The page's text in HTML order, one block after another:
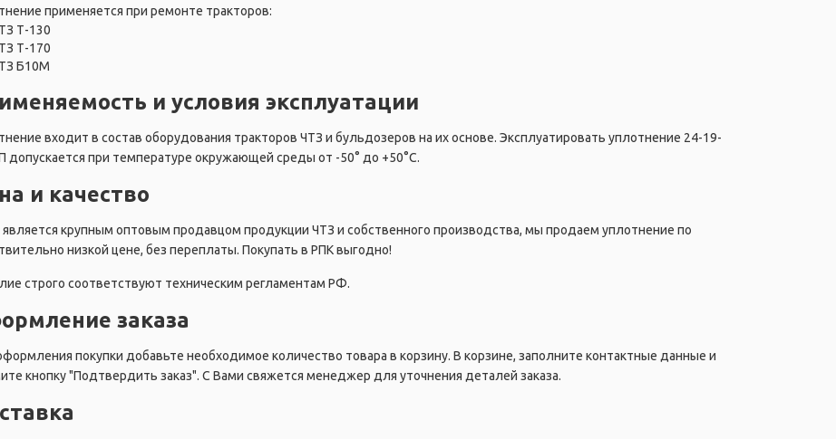
применяется при ремонте тракторов:
Т-130
Т-170
Б10М
и условия эксплуатации
входит в состав оборудования тракторов ЧТЗ и бульдозеров на их основе. Эксплуатировать уплотнение 24-19-
допускается при температуре окружающей среды от -50° до +50°C.
и качество
крупным оптовым продавцом продукции ЧТЗ и собственного производства, мы продаем уплотнение по
низкой цене, без переплаты. Покупать в РПК выгодно!
строго соответствуют техническим регламентам РФ.
заказа
покупки добавьте необходимое количество товара в корзину. В корзине, заполните контактные данные и
кнопку "Подтвердить заказ". С Вами свяжется менеджер для уточнения деталей заказа.